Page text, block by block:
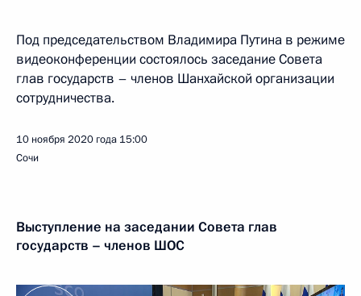
Под председательством Владимира Путина в режиме
видеоконференции состоялось заседание Совета
глав государств – членов Шанхайской организации
сотрудничества.
10 ноября 2020 года 15:00
Сочи
Выступление на заседании Совета глав
государств – членов ШОС